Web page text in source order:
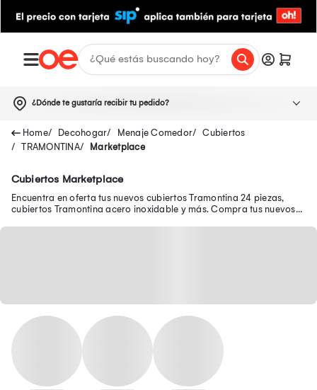
¿Dónde te gustaría recibir tu pedido?
Decohogar Menaje Comedor
Cubiertos
TRAMONTINA
Marketplace
Cubiertos Marketplace
Encuentra en oferta tus nuevos cubiertos Tramontina 24 piezas,
cubiertos Tramontina acero inoxidable y más. Compra tus nuevos